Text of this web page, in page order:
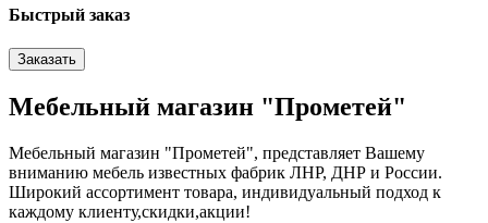
Быстрый заказ
Заказать
Мебельный магазин "Прометей"
Мебельный магазин "Прометей", представляет Вашему
вниманию мебель известных фабрик ЛНР, ДНР и России.
Широкий ассортимент товара, индивидуальный подход к
каждому клиенту,скидки,акции!